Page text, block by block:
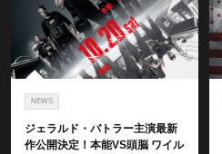
NEWS
ジェラルド・バトラー主演最新
作公開決定！本能VS頭脳 ワイル